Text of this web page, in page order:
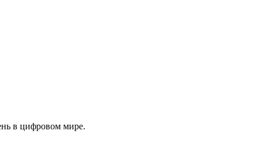
в цифровом мире.